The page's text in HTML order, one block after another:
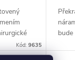
Kód:9635